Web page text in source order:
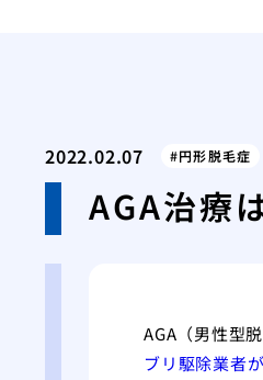
2022.02.07 円形脱毛症
AGA治療
AGA（男性型
ブリ駆除業者